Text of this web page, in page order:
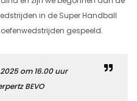
in de Super Handball
oefenwedstrijden gespeeld.
om 16.00 uur
BEVO